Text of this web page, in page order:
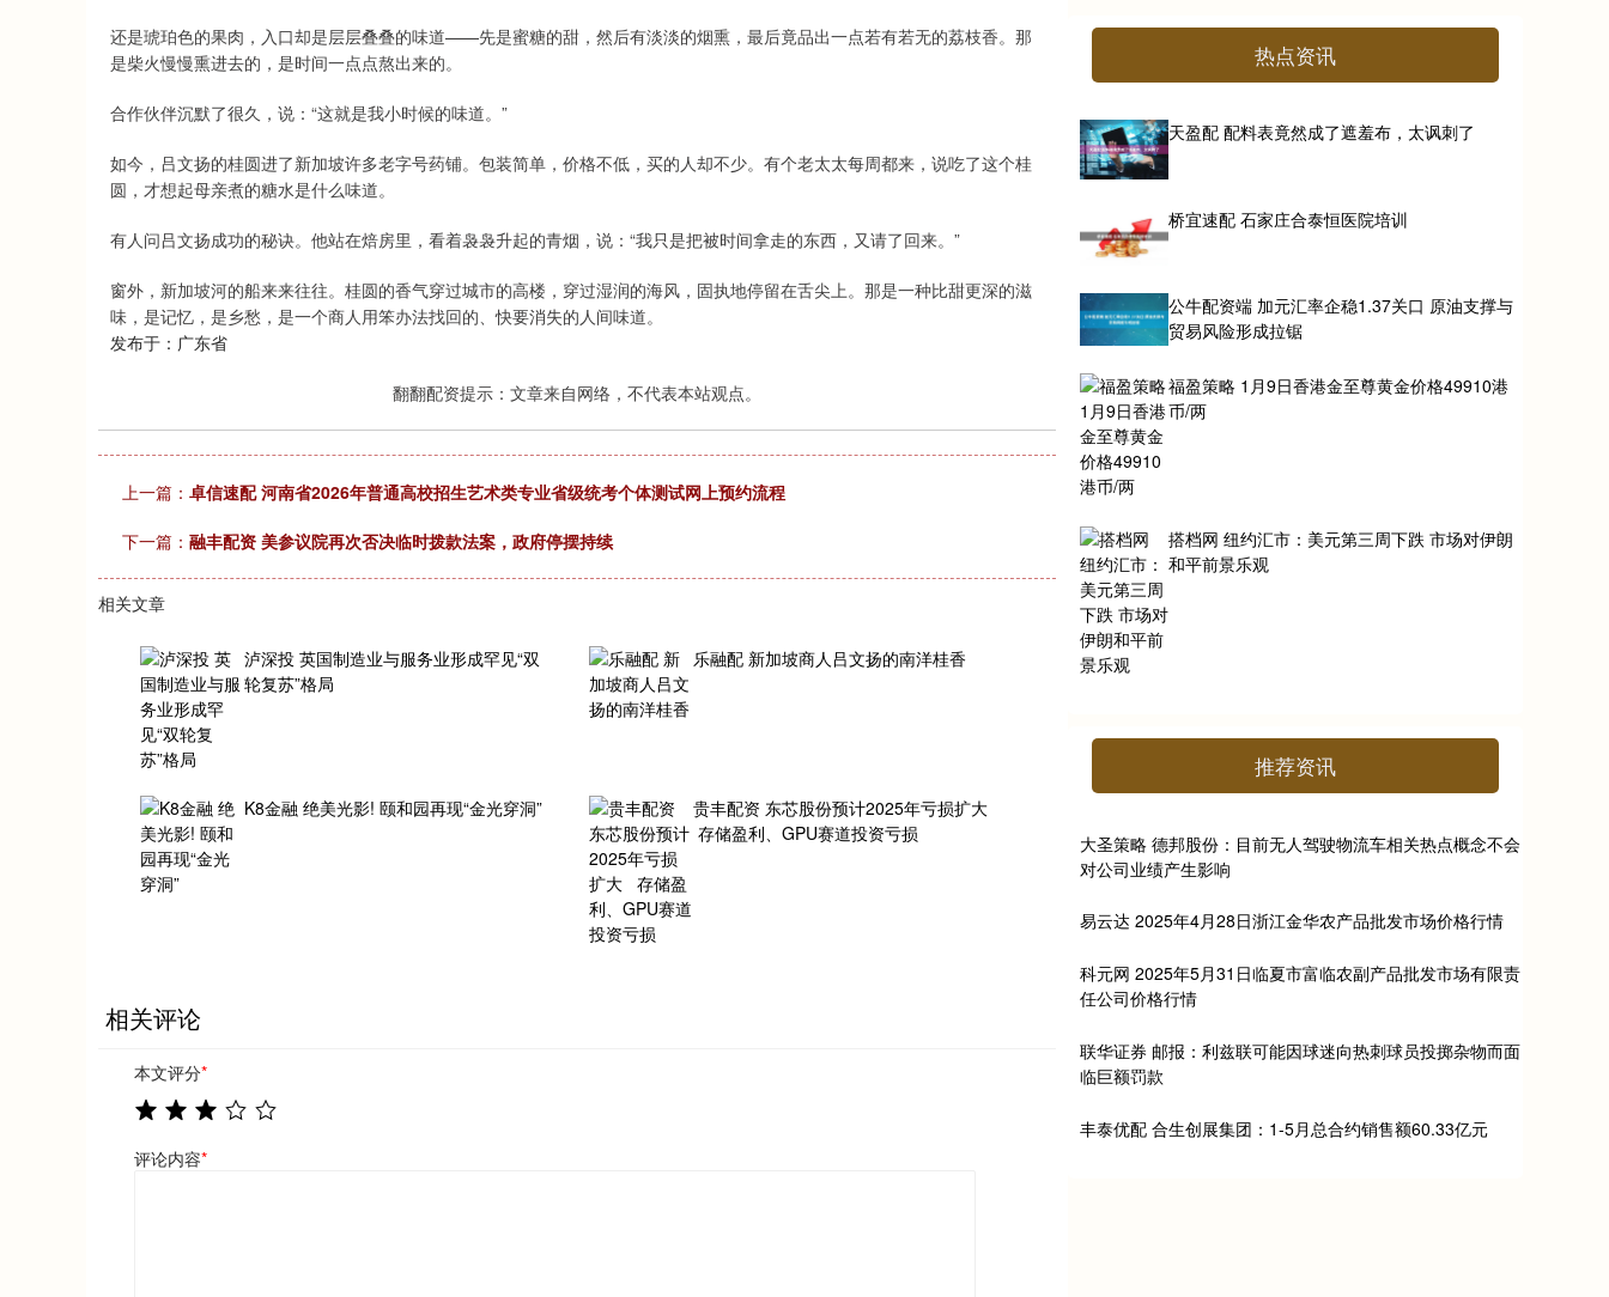
还是琥珀色的果肉，入口却是层层叠叠的味道——先是蜜糖的甜，然后有淡淡的烟熏，最后竟品出一点若有若无的荔枝香。那
是柴火慢慢熏进去的，是时间一点点熬出来的。
合作伙伴沉默了很久，说：“这就是我小时候的味道。”
如今，吕文扬的桂圆进了新加坡许多老字号药铺。包装简单，价格不低，买的人却不少。有个老太太每周都来，说吃了这个桂
圆，才想起母亲煮的糖水是什么味道。
有人问吕文扬成功的秘诀。他站在焙房里，看着袅袅升起的青烟，说：“我只是把被时间拿走的东西，又请了回来。”
窗外，新加坡河的船来来往往。桂圆的香气穿过城市的高楼，穿过湿润的海风，固执地停留在舌尖上。那是一种比甜更深的滋
味，是记忆，是乡愁，是一个商人用笨办法找回的、快要消失的人间味道。
发布于：广东省
翻翻配资提示：文章来自网络，不代表本站观点。
上一篇： 卓信速配 河南省2026年普通高校招生艺术类专业省级统考个体测试网上预约流程
下一篇： 融丰配资 美参议院再次否决临时拨款法案，政府停摆持续
相关文章
泸深投 英国制造业与服务业形成罕见“双
轮复苏”格局
乐融配 新加坡商人吕文扬的南洋桂香
K8金融 绝美光影! 颐和园再现“金光穿洞”
贵丰配资 东芯股份预计2025年亏损扩大
存储盈利、GPU赛道投资亏损
相关评论
本文评分*
评论内容*
热点资讯
天盈配 配料表竟然成了遮羞布，太讽刺了
桥宜速配 石家庄合泰恒医院培训
公牛配资端 加元汇率企稳1.37关口 原油支撑与
贸易风险形成拉锯
福盈策略 1月9日香港金至尊黄金价格49910港
币/两
搭档网 纽约汇市：美元第三周下跌 市场对伊朗
和平前景乐观
推荐资讯
大圣策略 德邦股份：目前无人驾驶物流车相关热点概念不会
对公司业绩产生影响
易云达 2025年4月28日浙江金华农产品批发市场价格行情
科元网 2025年5月31日临夏市富临农副产品批发市场有限责
任公司价格行情
联华证券 邮报：利兹联可能因球迷向热刺球员投掷杂物而面
临巨额罚款
丰泰优配 合生创展集团：1-5月总合约销售额60.33亿元